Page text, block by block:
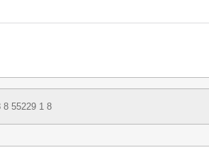
8 55229 1 8